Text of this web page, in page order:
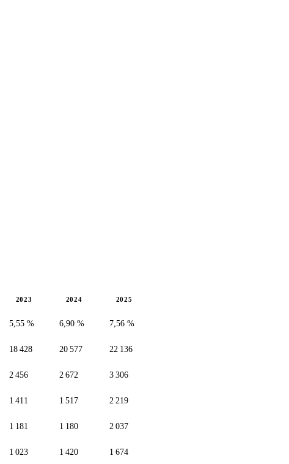
2023 2024 2025
5,55 % 6,90 % 7,56 %
18 428 20 577 22 136
2 456 2 672 3 306
1 411 1 517 2 219
1 181 1 180 2 037
1 023 1 420 1 674